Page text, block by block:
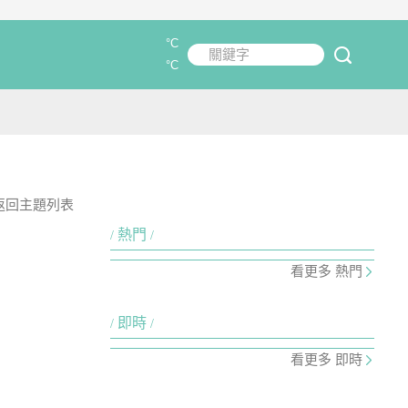
關鍵字
°C
°C
回主題列表
熱門
看更多 熱門
即時
看更多 即時